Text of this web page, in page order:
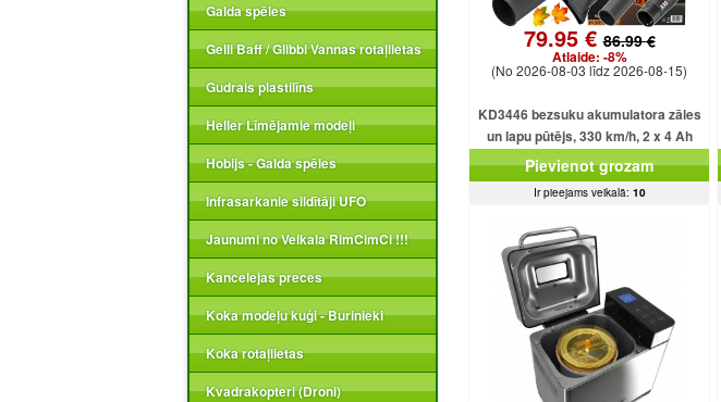
Galda spēles
Gelli Baff / Glibbi Vannas rotaļlietas
Gudrais plastilīns
Heller Līmējamie modeļi
Hobijs - Galda spēles
Infrasarkanie sildītāji UFO
Jaunumi no Veikala RimCimCi !!!
Kancelejas preces
Koka modeļu kuģi - Burinieki
Koka rotaļlietas
Kvadrakopteri (Droni)
79.95 €86.99 €
Atlaide: -8%
(No 2026-08-03 līdz 2026-08-15)
KD3446 bezsuku akumulatora zāles
un lapu pūtējs, 330 km/h, 2 x 4 Ah
akumulatori.
Pievienot grozam
Ir pieejams veikalā: 10